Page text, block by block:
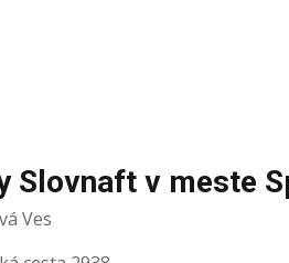
Slovnaft v meste
Ves